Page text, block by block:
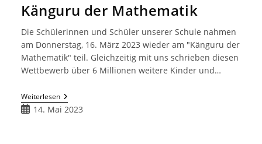
Känguru der Mathematik
Die Schülerinnen und Schüler unserer Schule nahmen
am Donnerstag, 16. März 2023 wieder am "Känguru der
Mathematik" teil. Gleichzeitig mit uns schrieben diesen
Wettbewerb über 6 Millionen weitere Kinder und…
WeiterlesenKänguru
Der
Mathematik
Beitrag14. Mai 2023